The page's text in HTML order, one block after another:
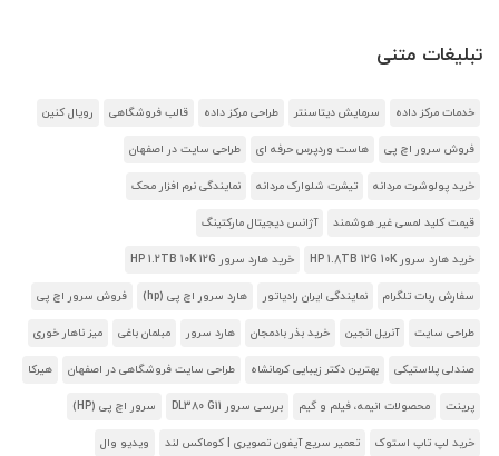
تبلیغات متنی
خدمات مرکز داده سرمایش دیتاسنتر طراحی مرکز داده قالب فروشگاهی رویال کنین
فروش سرور اچ پی هاست وردپرس حرفه ای طراحی سایت در اصفهان
خرید پولوشرت مردانه تیشرت شلوارک مردانه نمایندگی نرم افزار محک
قیمت کلید لمسی غیر هوشمند آژانس دیجیتال مارکتینگ
خرید هارد سرور HP 1.8TB 12G 10K خرید هارد سرور HP 1.2TB 10K 12G
سفارش ربات تلگرام نمایندگی ایران رادیاتور هارد سرور اچ پی (hp) فروش سرور اچ پی
طراحی سایت آنریل انجین خرید بذر بادمجان هارد سرور مبلمان باغی میز ناهار خوری
صندلی پلاستیکی بهترین دکتر زیبایی کرمانشاه طراحی سایت فروشگاهی در اصفهان هیرکا
پرینت محصولات انیمه، فیلم و گیم بررسی سرور DL380 G11 سرور اچ پی (HP)
خرید لپ تاپ استوک تعمیر سریع آیفون تصویری | کوماکس لند ویدیو وال